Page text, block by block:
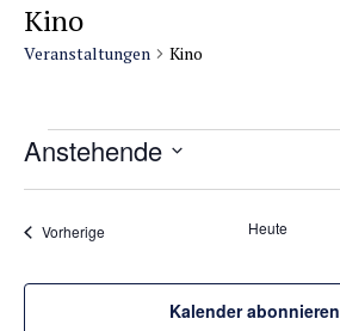
Kino
Veranstaltungen Kino
Veranstaltungen
Anstehende
Datum
VorherigeVeranstaltungen Heute
Kalender abonnieren